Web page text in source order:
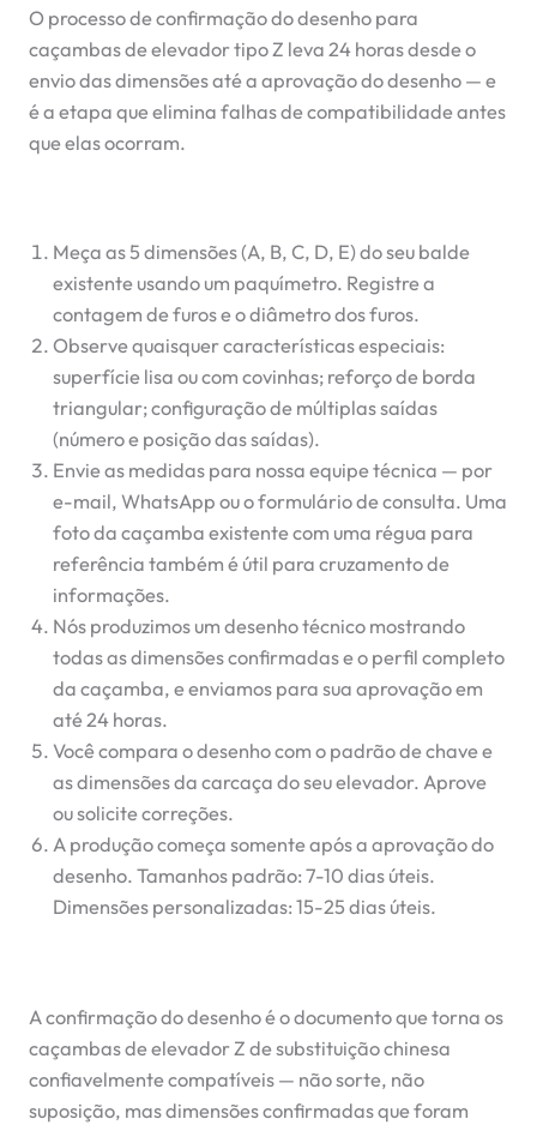
O processo de confirmação do desenho para
caçambas de elevador tipo Z leva 24 horas desde o
envio das dimensões até a aprovação do desenho — e
é a etapa que elimina falhas de compatibilidade antes
que elas ocorram.
Meça as 5 dimensões (A, B, C, D, E) do seu balde
existente usando um paquímetro. Registre a
contagem de furos e o diâmetro dos furos.
Observe quaisquer características especiais:
superfície lisa ou com covinhas; reforço de borda
triangular; configuração de múltiplas saídas
(número e posição das saídas).
Envie as medidas para nossa equipe técnica — por
e-mail, WhatsApp ou o formulário de consulta. Uma
foto da caçamba existente com uma régua para
referência também é útil para cruzamento de
informações.
Nós produzimos um desenho técnico mostrando
todas as dimensões confirmadas e o perfil completo
da caçamba, e enviamos para sua aprovação em
até 24 horas.
Você compara o desenho com o padrão de chave e
as dimensões da carcaça do seu elevador. Aprove
ou solicite correções.
A produção começa somente após a aprovação do
desenho. Tamanhos padrão: 7-10 dias úteis.
Dimensões personalizadas: 15-25 dias úteis.
A confirmação do desenho é o documento que torna os
caçambas de elevador Z de substituição chinesa
confiavelmente compatíveis — não sorte, não
suposição, mas dimensões confirmadas que foram